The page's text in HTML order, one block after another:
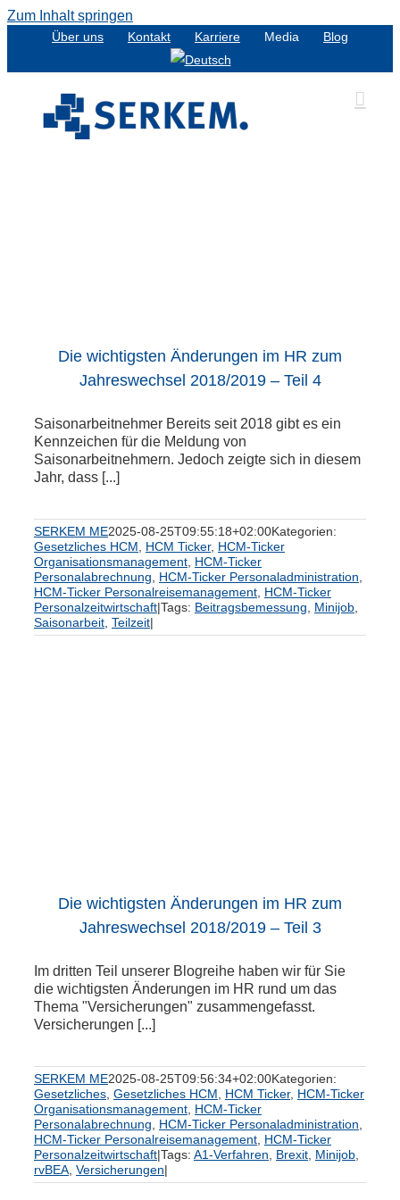
Zum Inhalt springen
Über uns Kontakt Karriere Media Blog
Die wichtigsten Änderungen im HR zum
Jahreswechsel 2018/2019 – Teil 4
Saisonarbeitnehmer Bereits seit 2018 gibt es ein
Kennzeichen für die Meldung von
Saisonarbeitnehmern. Jedoch zeigte sich in diesem
Jahr, dass [...]
SERKEM ME2025-08-25T09:55:18+02:00Kategorien:
Gesetzliches HCM
HCM Ticker, HCM-Ticker
Organisationsmanagement HCM-Ticker
Personalabrechnung
HCM-Ticker Personaladministration
HCM-Ticker Personalreisemanagement HCM-Ticker
Personalzeitwirtschaft|Tags: Beitragsbemessung Minijob
Saisonarbeit Teilzeit|
Die wichtigsten Änderungen im HR zum
Jahreswechsel 2018/2019 – Teil 3
Im dritten Teil unserer Blogreihe haben wir für Sie
die wichtigsten Änderungen im HR rund um das
Thema "Versicherungen" zusammengefasst.
Versicherungen [...]
SERKEM ME2025-08-25T09:56:34+02:00Kategorien:
Gesetzliches Gesetzliches HCM HCM Ticker, HCM-Ticker
Organisationsmanagement HCM-Ticker
Personalabrechnung
HCM-Ticker Personaladministration
HCM-Ticker Personalreisemanagement HCM-Ticker
Personalzeitwirtschaft|Tags: A1-Verfahren Brexit Minijob
rvBEA Versicherungen|